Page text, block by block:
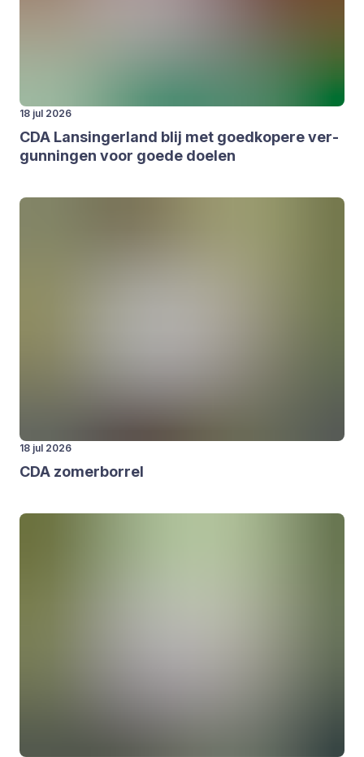
18 jul 2026
CDA Lan­sin­ger­land blij met goed­ko­pe­re ver­
gun­nin­gen voor goe­de doe­len
18 jul 2026
CDA zomer­bor­rel